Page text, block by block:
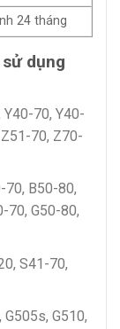
24 tháng
dụng
70, Y40-
70, Z70-
70, B50-80,
70, G50-80,
S41-70,
G510,